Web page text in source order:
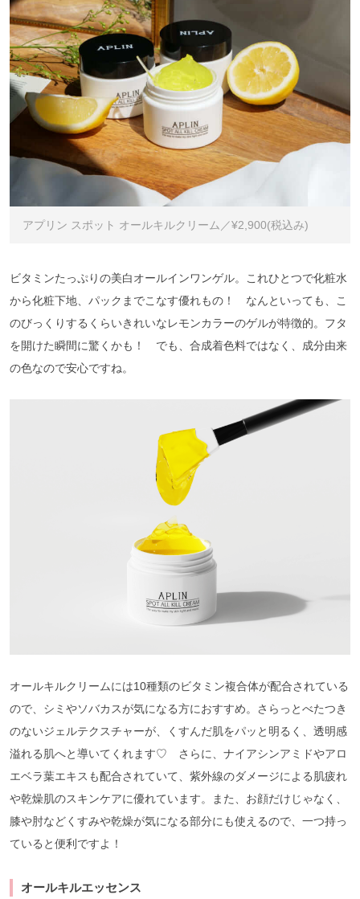
アプリン スポット オールキルクリーム／¥2,900(税込み)
ビタミンたっぷりの美白オールインワンゲル。これひとつで化粧水
から化粧下地、パックまでこなす優れもの！ なんといっても、こ
のびっくりするくらいきれいなレモンカラーのゲルが特徴的。フタ
を開けた瞬間に驚くかも！ でも、合成着色料ではなく、成分由来
の色なので安心ですね。
オールキルクリームには10種類のビタミン複合体が配合されている
ので、シミやソバカスが気になる方におすすめ。さらっとべたつき
のないジェルテクスチャーが、くすんだ肌をパッと明るく、透明感
溢れる肌へと導いてくれます♡ さらに、ナイアシンアミドやアロ
エベラ葉エキスも配合されていて、紫外線のダメージによる肌疲れ
や乾燥肌のスキンケアに優れています。また、お顔だけじゃなく、
膝や肘などくすみや乾燥が気になる部分にも使えるので、一つ持っ
ていると便利ですよ！
オールキルエッセンス